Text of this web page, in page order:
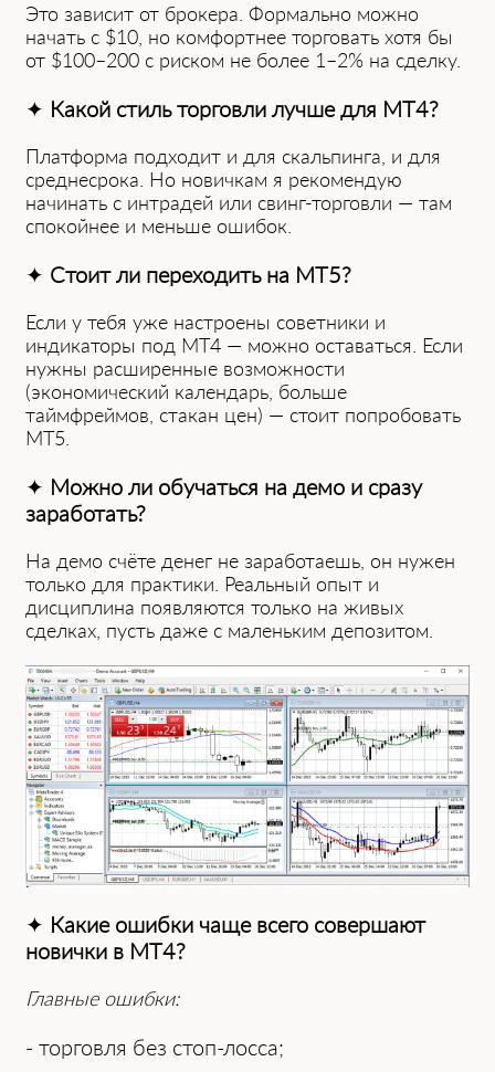
Это зависит от брокера. Формально можно
начать с $10, но комфортнее торговать хотя бы
от $100–200 с риском не более 1–2% на сделку.
✦ Какой стиль торговли лучше для MT4?
Платформа подходит и для скальпинга, и для
среднесрока. Но новичкам я рекомендую
начинать с интрадей или свинг-торговли — там
спокойнее и меньше ошибок.
✦ Стоит ли переходить на MT5?
Если у тебя уже настроены советники и
индикаторы под MT4 — можно оставаться. Если
нужны расширенные возможности
(экономический календарь, больше
таймфреймов, стакан цен) — стоит попробовать
MT5.
✦ Можно ли обучаться на демо и сразу
заработать?
На демо счёте денег не заработаешь, он нужен
только для практики. Реальный опыт ͏и
дисциплина появ͏ляются только на живых
сделках͏, п͏усть да͏же с маленьким депозитом.
✦ К͏акие ошибки чаще всего совершают
новички в MT4?
Главные ошибки:
- торговля без стоп-лосса;